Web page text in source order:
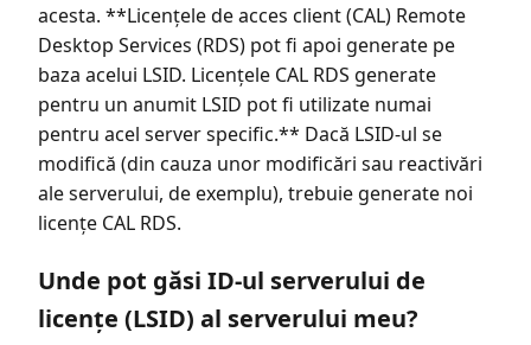
acesta. **Licențele de acces client (CAL) Remote
Desktop Services (RDS) pot fi apoi generate pe
baza acelui LSID. Licențele CAL RDS generate
pentru un anumit LSID pot fi utilizate numai
pentru acel server specific.** Dacă LSID-ul se
modifică (din cauza unor modificări sau reactivări
ale serverului, de exemplu), trebuie generate noi
licențe CAL RDS.
Unde pot găsi ID-ul serverului de
licențe (LSID) al serverului meu?